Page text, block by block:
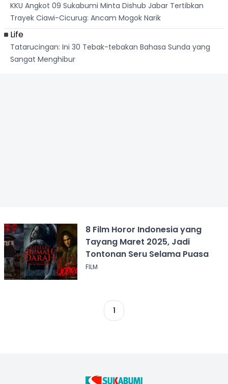
KKU Angkot 09 Sukabumi Minta Dishub Jabar Tertibkan
Trayek Ciawi-Cicurug: Ancam Mogok Narik
Life
Tatarucingan: Ini 30 Tebak-tebakan Bahasa Sunda yang
Sangat Menghibur
8 Film Horor Indonesia yang
Tayang Maret 2025, Jadi
Tontonan Seru Selama Puasa
FILM
1